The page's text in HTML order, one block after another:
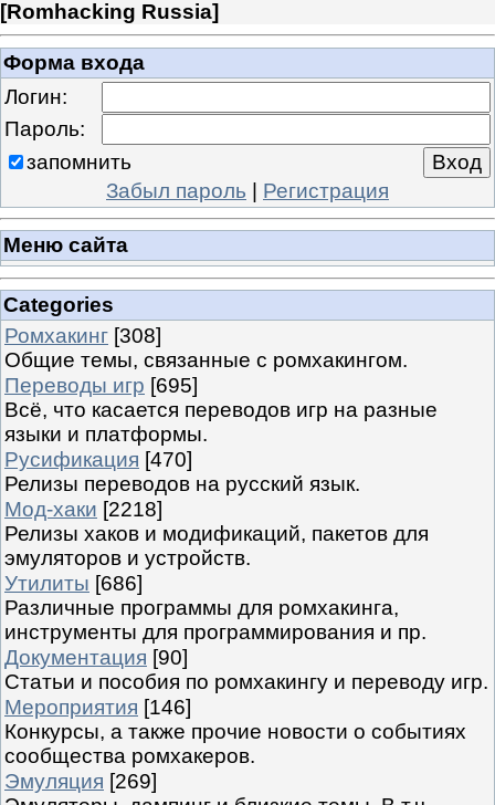
[Romhacking Russia]
Форма входа
Логин:
Пароль:
запомнить
Забыл пароль | Регистрация
Меню сайта
Categories
Ромхакинг [308]
Общие темы, связанные с ромхакингом.
Переводы игр [695]
Всё, что касается переводов игр на разные
языки и платформы.
Русификация [470]
Релизы переводов на русский язык.
Мод-хаки [2218]
Релизы хаков и модификаций, пакетов для
эмуляторов и устройств.
Утилиты [686]
Различные программы для ромхакинга,
инструменты для программирования и пр.
Документация [90]
Статьи и пособия по ромхакингу и переводу игр.
Мероприятия [146]
Конкурсы, а также прочие новости о событиях
сообщества ромхакеров.
Эмуляция [269]